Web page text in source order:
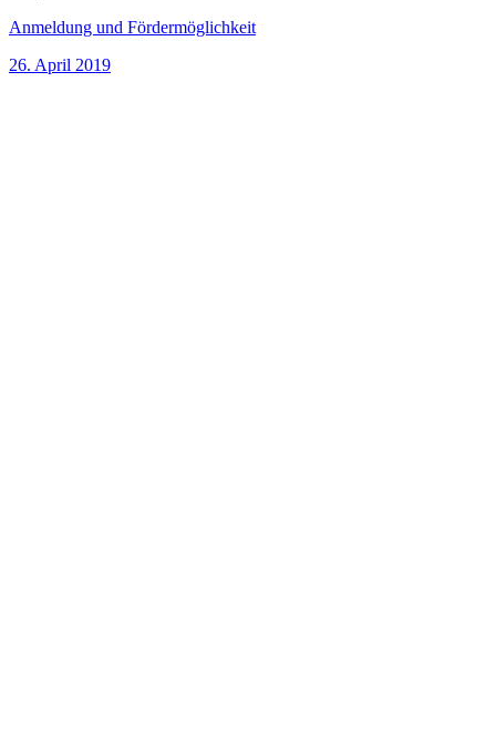
Anmeldung und Fördermöglichkeit
26. April 2019